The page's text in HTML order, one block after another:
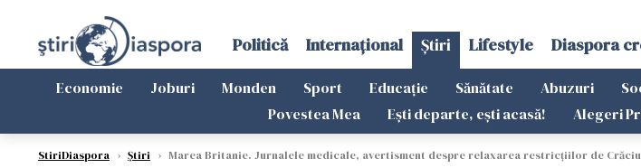
Politică Internațional Știri Lifestyle Diaspora
Economie Joburi Monden Sport Educație Sănătate Abuzuri
Povestea Mea
Ești departe, ești acasă! Alegeri
StiriDiaspora › Știri › Marea Britanie. Jurnalele medicale, avertisment despre relaxarea restricţiilor de